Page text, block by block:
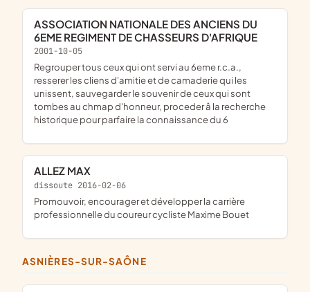
ASSOCIATION NATIONALE DES ANCIENS DU
6EME REGIMENT DE CHASSEURS D'AFRIQUE
2001-10-05
regrouper tous ceux qui ont servi au 6eme r.c.a.,
resserer les cliens d'amitie et de camaderie qui les
unissent, sauvegarder le souvenir de ceux qui sont
tombes au chmap d'honneur, proceder â la recherche
historique pour parfaire la connaissance du 6
ALLEZ MAX
dissoute 2016-02-06
promouvoir, encourager et développer la carrière
professionnelle du coureur cycliste Maxime Bouet
ASNIÈRES-SUR-SAÔNE